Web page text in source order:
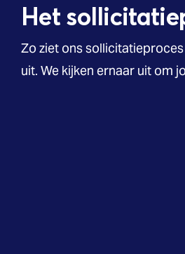
Het
Zo ziet ons
uit. We kijken ernaar uit om